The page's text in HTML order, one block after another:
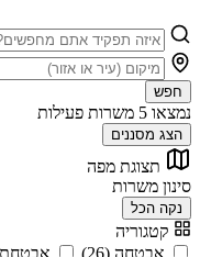
חפש
נמצאו 5 משרות פעילות
הצג מסננים
תצוגת מפה
סינון משרות
נקה הכל
קטגוריה
אבטחה (26)
אבטחת